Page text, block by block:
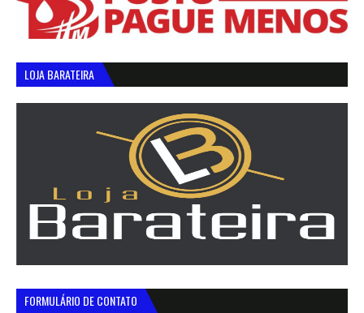
LOJA BARATEIRA
FORMULÁRIO DE CONTATO